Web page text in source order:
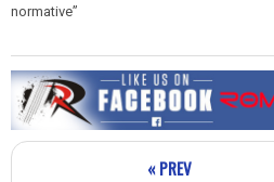
normative”
« PREV